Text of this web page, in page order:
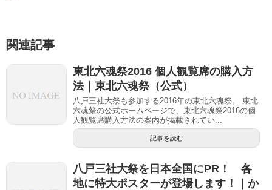
関連記事
東北六魂祭2016 個人観覧席の購入方
法｜東北六魂祭（公式）
八戸三社大祭も参加する2016年の東北六魂祭。 東北
六魂祭の公式ホームページで、東北六魂祭2016の個
人観覧席購入方法の案内が掲載されてい...
記事を読む
八戸三社大祭を日本全国にPR！ 各
地に特大ポスターが登場します！｜か